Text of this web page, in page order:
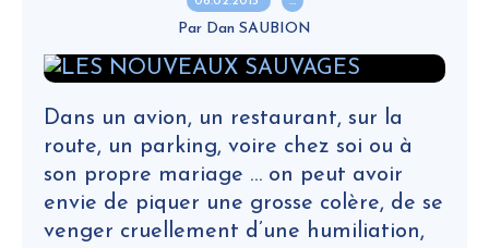
Par Dan SAUBION
Dans un avion, un restaurant, sur la
route, un parking, voire chez soi ou à
son propre mariage … on peut avoir
envie de piquer une grosse colère, de se
venger cruellement d’une humiliation,